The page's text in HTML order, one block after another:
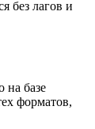
без лагов и
на базе
форматов,